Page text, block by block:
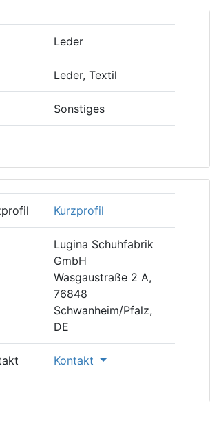
Leder
Leder, Textil
Sonstiges
Kurzprofil
Lugina Schuhfabrik
GmbH
Wasgaustraße 2 A,
76848
Schwanheim/Pfalz,
DE
Kontakt